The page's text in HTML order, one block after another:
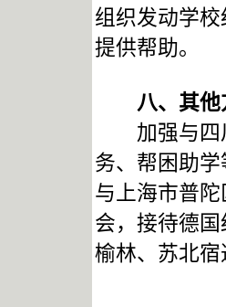
组织发动学
提供帮助。
八、其他
加强与四川
务、帮困助
与上海市普
会，接待德
榆林、苏北